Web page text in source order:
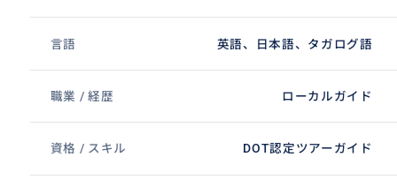
言語 英語、日本語、タガログ語
職業 / 経歴 ローカルガイド
資格 / スキル DOT認定ツアーガイド